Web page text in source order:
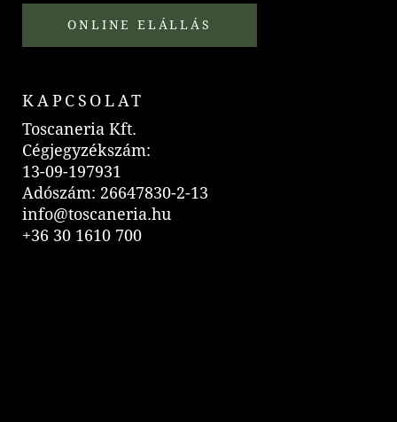
ONLINE ELÁLLÁS
KAPCSOLAT
Toscaneria Kft.
Cégjegyzékszám:
13-09-197931
Adószám: 26647830-2-13
info@toscaneria.hu
+36 30 1610 700